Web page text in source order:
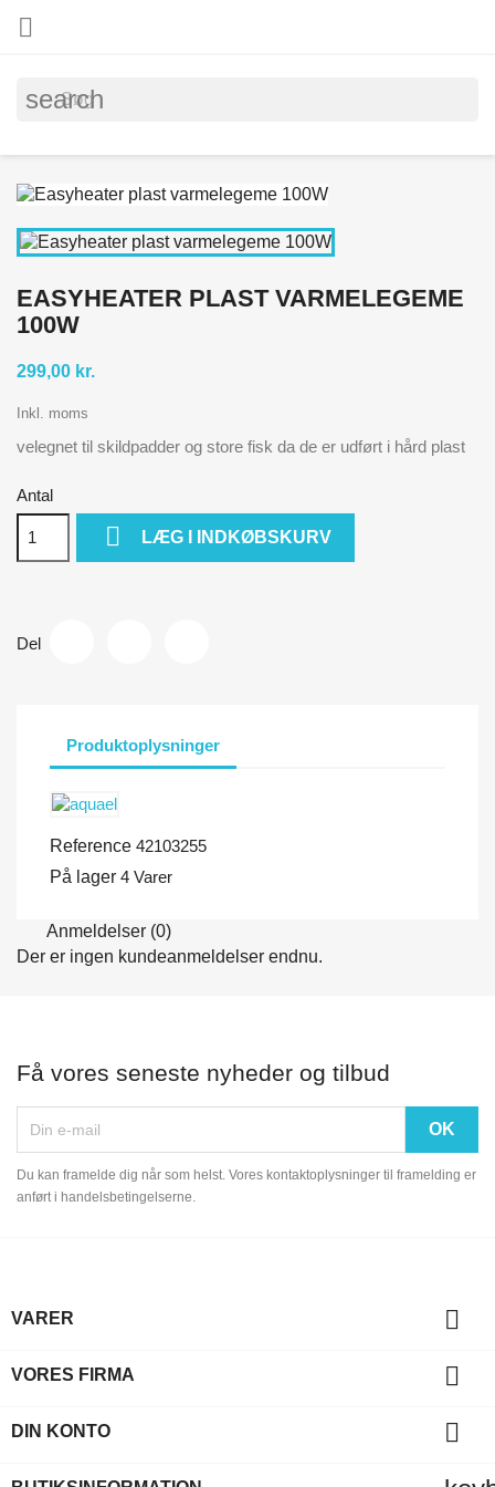

search
EASYHEATER PLAST VARMELEGEME
100W
299,00 kr.
Inkl. moms
velegnet til skildpadder og store fisk da de er udført i hård plast
Antal
 LÆG I INDKØBSKURV
Del
Produktoplysninger
Reference 42103255
På lager 4 Varer
Anmeldelser (0)
Der er ingen kundeanmeldelser endnu.
Få vores seneste nyheder og tilbud
Du kan framelde dig når som helst. Vores kontaktoplysninger til framelding er
anført i handelsbetingelserne.
VARER 
VORES FIRMA 
DIN KONTO 